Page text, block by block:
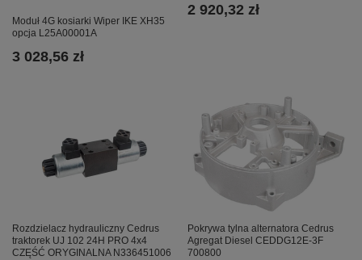
Moduł 4G kosiarki Wiper IKE XH35
opcja L25A00001A
3 028,56 zł
2 920,32 zł
Rozdzielacz hydrauliczny Cedrus
traktorek UJ 102 24H PRO 4x4
CZĘŚĆ ORYGINALNA N336451006
Pokrywa tylna alternatora Cedrus
Agregat Diesel CEDDG12E-3F
700800